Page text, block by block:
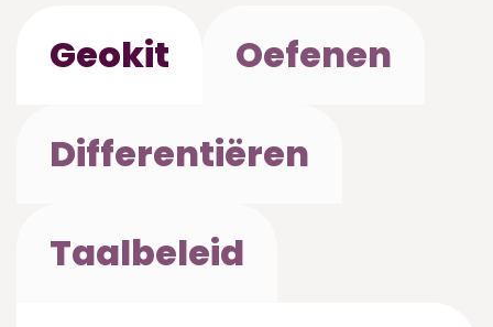
Geokit
Oefenen
Differentiëren
Taalbeleid